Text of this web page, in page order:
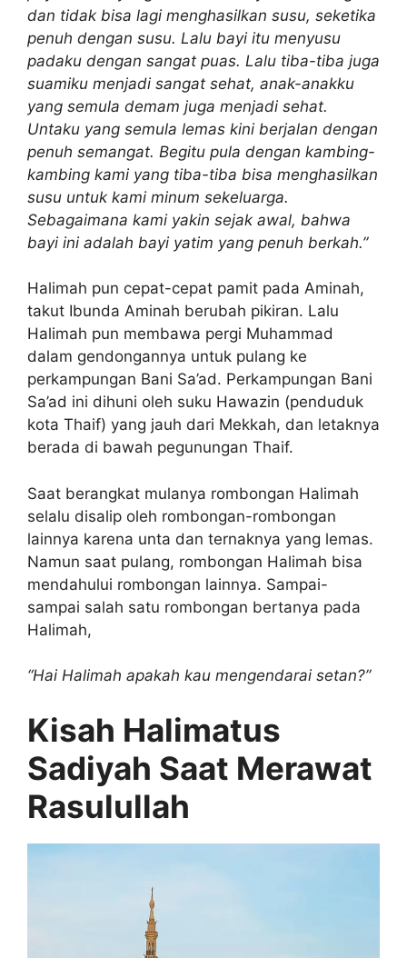
dan tidak bisa lagi menghasilkan susu, seketika
penuh dengan susu. Lalu bayi itu menyusu
padaku dengan sangat puas. Lalu tiba-tiba juga
suamiku menjadi sangat sehat, anak-anakku
yang semula demam juga menjadi sehat.
Untaku yang semula lemas kini berjalan dengan
penuh semangat. Begitu pula dengan kambing-
kambing kami yang tiba-tiba bisa menghasilkan
susu untuk kami minum sekeluarga.
Sebagaimana kami yakin sejak awal, bahwa
bayi ini adalah bayi yatim yang penuh berkah.”
Halimah pun cepat-cepat pamit pada Aminah,
takut Ibunda Aminah berubah pikiran. Lalu
Halimah pun membawa pergi Muhammad
dalam gendongannya untuk pulang ke
perkampungan Bani Sa’ad. Perkampungan Bani
Sa’ad ini dihuni oleh suku Hawazin (penduduk
kota Thaif) yang jauh dari Mekkah, dan letaknya
berada di bawah pegunungan Thaif.
Saat berangkat mulanya rombongan Halimah
selalu disalip oleh rombongan-rombongan
lainnya karena unta dan ternaknya yang lemas.
Namun saat pulang, rombongan Halimah bisa
mendahului rombongan lainnya. Sampai-
sampai salah satu rombongan bertanya pada
Halimah,
“Hai Halimah apakah kau mengendarai setan?”
Kisah Halimatus
Sadiyah Saat Merawat
Rasulullah